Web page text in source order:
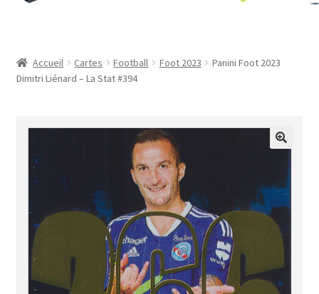
Mon compte
Panier
Validation de la commande
Accueil Cartes Football Foot 2023
Panini Foot 2023
Dimitri Liénard – La Stat #394